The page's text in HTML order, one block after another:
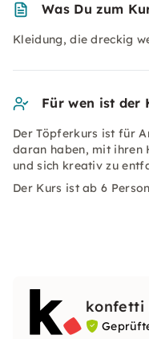
Was Du zum
Kleidung, die dreckig
Für wen ist der
Der Töpferkurs ist für
daran haben, mit ihren
und sich kreativ zu
Der Kurs ist ab 6
konfetti